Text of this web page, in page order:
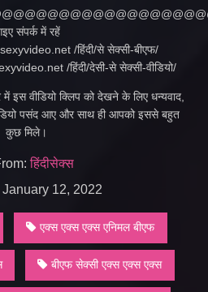
संपर्क में रहें
/हिंदी/से सेक्सी-बीएफ/
/हिंदी/देसी-से सेक्सी-वीडियो/
इस वीडियो क्लिप को देखने के लिए धन्यवाद,
पसंद आए और साथ ही आपको इससे बहुत
कुछ मिले।
हिंदीसेक्स
January 12, 2022
एक्स एक्स एक्स एनिमल बीएफ
बीएफ सेक्सी एक्स एक्स एक्स